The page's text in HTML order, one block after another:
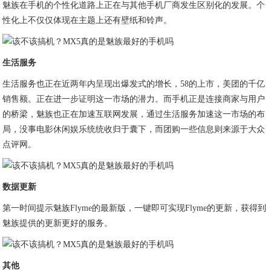
魅族在手机的个性化道路上正在与其他手机厂商发生区别化的发展。个
性化上不仅仅体现在主题上还有壁纸和铃声。
生活服务
生活服务也正在近两年内呈现出爆发式的增长，58的上市，美团的千亿
销售额。正在进一步证明这一市场的潜力。而手机正是连接商家与用户
的桥梁，魅族也正在加速互联网发展，通过生活服务加速这一市场的布
局，没事电影休闲娱乐统统收归于囊下，而团购一些信息则来源于大众
点评网。
数据更新
第一时间提示魅族Flyme的最新版，一键即可实现Flyme的更新，获得到
魅族提供的更新更好的服务。
其他